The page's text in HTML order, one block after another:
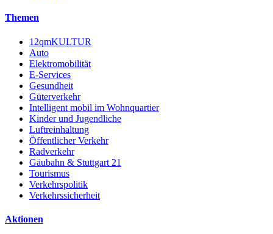
Themen
12qmKULTUR
Auto
Elektromobilität
E-Services
Gesundheit
Güterverkehr
Intelligent mobil im Wohnquartier
Kinder und Jugendliche
Luftreinhaltung
Öffentlicher Verkehr
Radverkehr
Gäubahn & Stuttgart 21
Tourismus
Verkehrspolitik
Verkehrssicherheit
Aktionen